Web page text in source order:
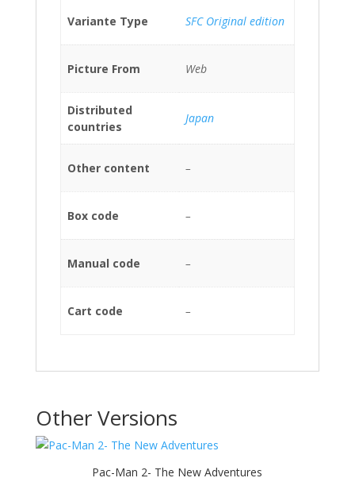
Variante Type SFC Original edition
Picture From Web
Distributed
countries
Japan
Other content –
Box code –
Manual code –
Cart code –
Other Versions
Pac-Man 2- The New Adventures